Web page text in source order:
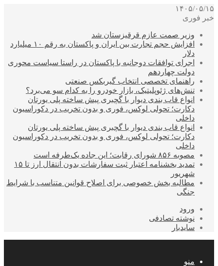
۱۴۰۵/۰۵/۱۵
خبر فوری
وزیر صمت عازم قرقیزستان شد
افزایش حجم تجارت بین ایران و پاکستان به رقم ۱۰ میلیارد
دلار
اجرای توافقات دوجانبه با پاکستان در راستا سیاست محوری
دولت چهاردهم
راهنمای تخصصی انتخاب گیربکس صنعتی
تنش‌های ژئوپلیتیک، بازار خودرو را به کدام سو می‌برد؟
انواع قاب بندی دیوار با گچبری پیش ساخته پلی یورتان
دکارت؛ تحولی لوکس، فوری و بدون تخریب در دکوراسیون
داخلی
انواع قاب بندی دیوار با گچبری پیش ساخته پلی یورتان
دکارت؛ تحولی لوکس، فوری و بدون تخریب در دکوراسیون
داخلی
مصوبه ۸۵۶ شورای رقابت؛ این جاده یک‌طرفه است
تمدید بخشنامه اعتبار ثبت سفارشات بدون انتقال ارز تا ۱۵
شهریور
مطالبه بخش خصوصی برای اصلاح قوانین متناسب با شرایط
جنگی
ورود
نوشته تصادفی
سایدبار
منو